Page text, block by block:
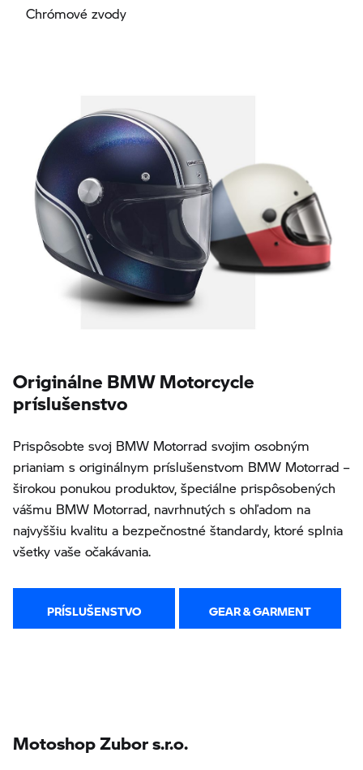
Chrómové zvody
Originálne BMW Motorcycle
príslušenstvo
Prispôsobte svoj BMW Motorrad svojim osobným
prianiam s originálnym príslušenstvom BMW Motorrad –
širokou ponukou produktov, špeciálne prispôsobených
vášmu BMW Motorrad, navrhnutých s ohľadom na
najvyššiu kvalitu a bezpečnostné štandardy, ktoré splnia
všetky vaše očakávania.
PRÍSLUŠENSTVO GEAR & GARMENT
Motoshop Zubor s.r.o.